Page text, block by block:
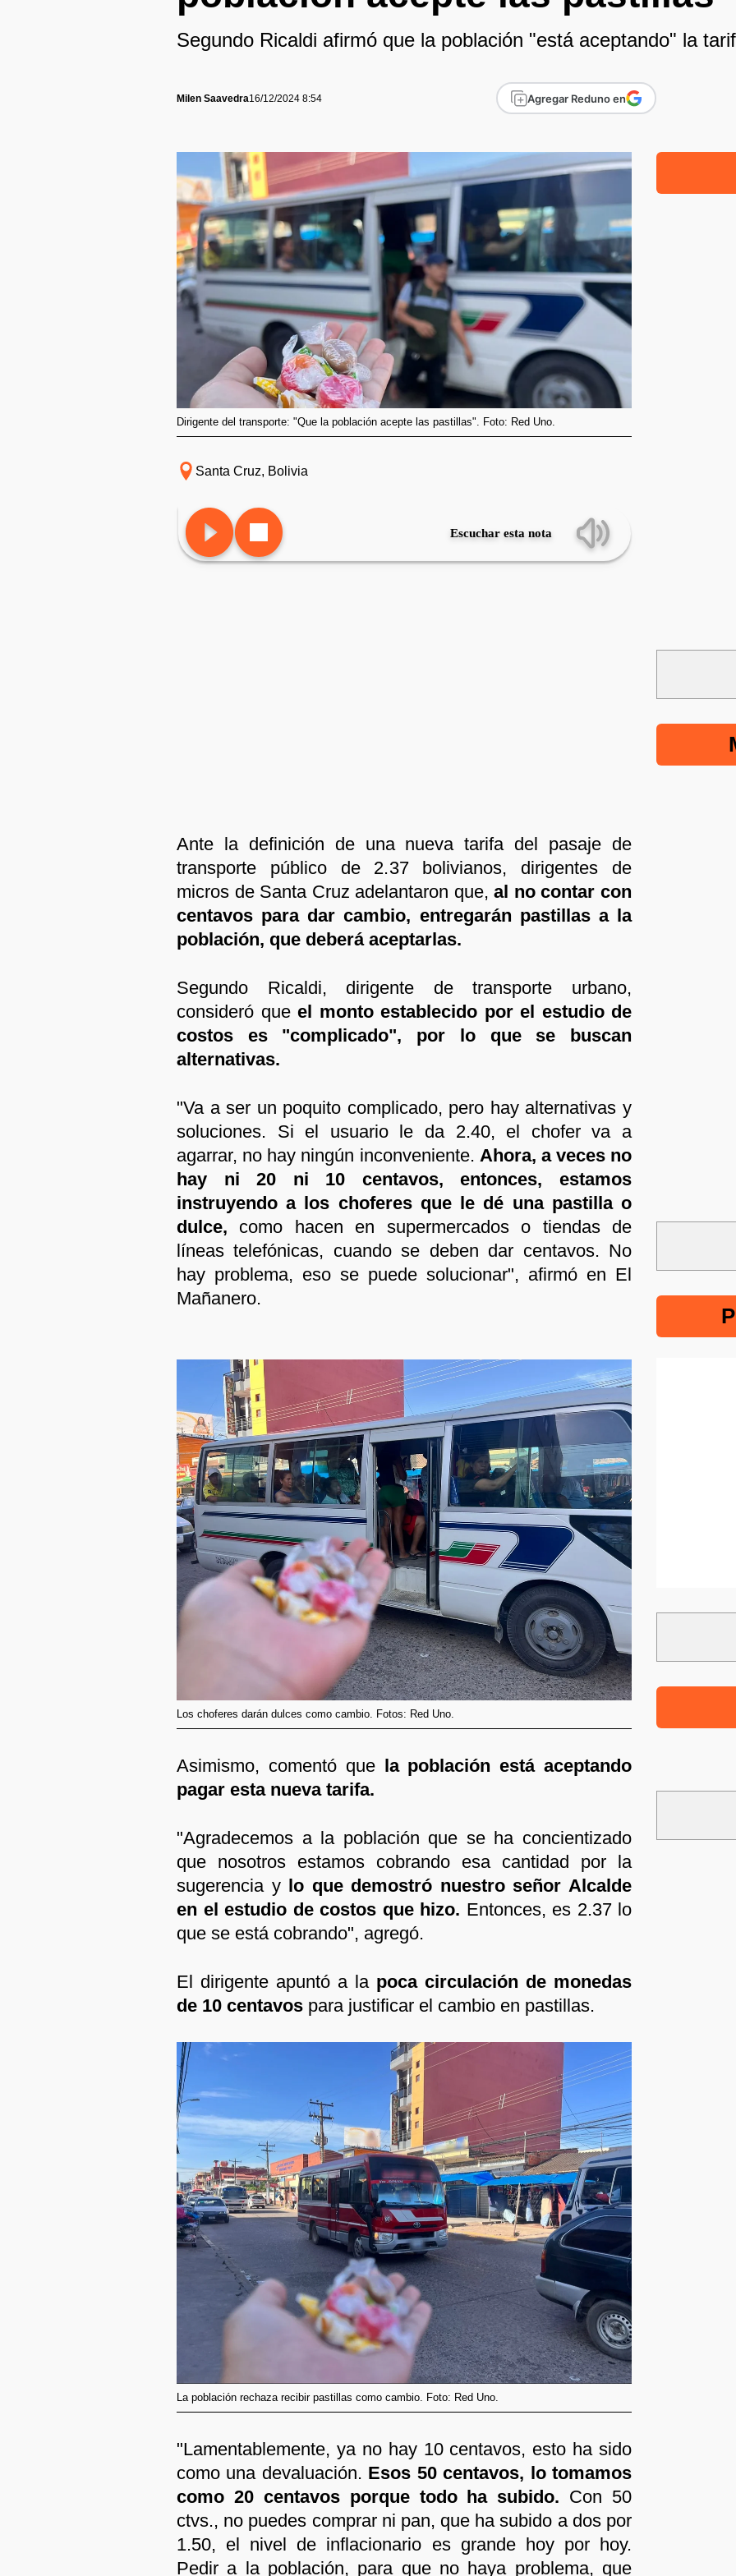
Segundo Ricaldi afirmó que la población "está aceptando" la
Milen Saavedra16/12/2024 8:54 Agregar Reduno en
Dirigente del transporte: "Que la población acepte las pastillas". Foto: Red Uno.
Santa Cruz, Bolivia
Escuchar esta nota
Ante la definición de una nueva tarifa del pasaje de
transporte público de 2.37 bolivianos, dirigentes de
micros de Santa Cruz adelantaron que, al no contar con
centavos para dar cambio, entregarán pastillas a la
población, que deberá aceptarlas.
Segundo Ricaldi, dirigente de transporte urbano,
consideró que el monto establecido por el estudio de
costos es "complicado", por lo que se buscan
alternativas.
"Va a ser un poquito complicado, pero hay alternativas y
soluciones. Si el usuario le da 2.40, el chofer va a
agarrar, no hay ningún inconveniente. Ahora, a veces no
hay ni 20 ni 10 centavos, entonces, estamos
instruyendo a los choferes que le dé una pastilla o
dulce, como hacen en supermercados o tiendas de
líneas telefónicas, cuando se deben dar centavos. No
hay problema, eso se puede solucionar", afirmó en El
Mañanero.
Los choferes darán dulces como cambio. Fotos: Red Uno.
Asimismo, comentó quela población está aceptando
pagar esta nueva tarifa.
"Agradecemos a la población que se ha concientizado
que nosotros estamos cobrando esa cantidad por la
sugerencia y lo que demostró nuestro señor Alcalde
en el estudio de costos que hizo. Entonces, es 2.37 lo
que se está cobrando", agregó.
El dirigente apuntó a la poca circulación de monedas
de 10 centavos para justificar el cambio en pastillas.
La población rechaza recibir pastillas como cambio. Foto: Red Uno.
"Lamentablemente, ya no hay 10 centavos, esto ha sido
como una devaluación. Esos 50 centavos, lo tomamos
como 20 centavos porque todo ha subido. Con 50
ctvs., no puedes comprar ni pan, que ha subido a dos por
1.50, el nivel de inflacionario es grande hoy por hoy.
Pedir a la población, para que no haya problema, que